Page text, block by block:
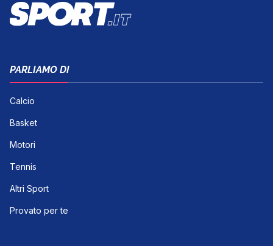
PARLIAMO DI
Calcio
Basket
Motori
Tennis
Altri Sport
Provato per te